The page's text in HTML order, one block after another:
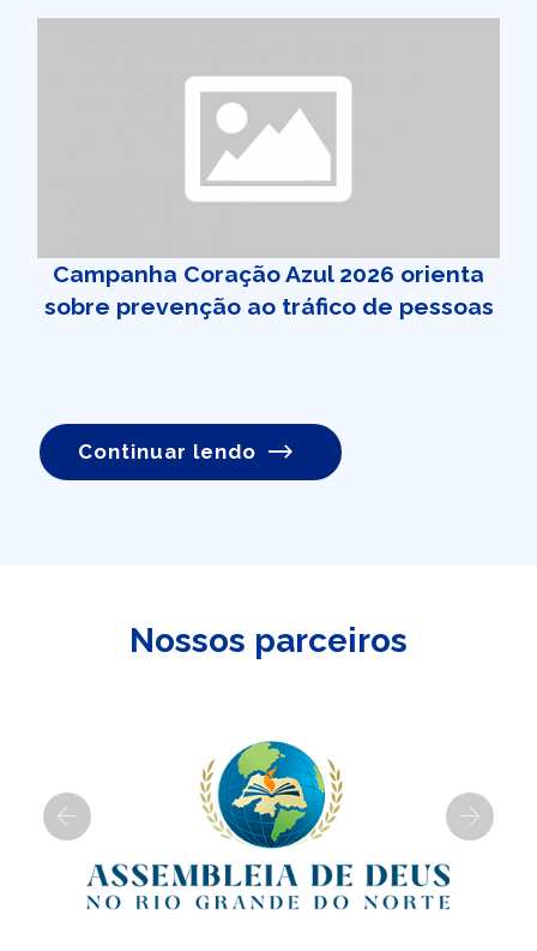
Campanha Coração Azul 2026 orienta
sobre prevenção ao tráfico de pessoas
Continuar lendo
Nossos parceiros
Previous Next